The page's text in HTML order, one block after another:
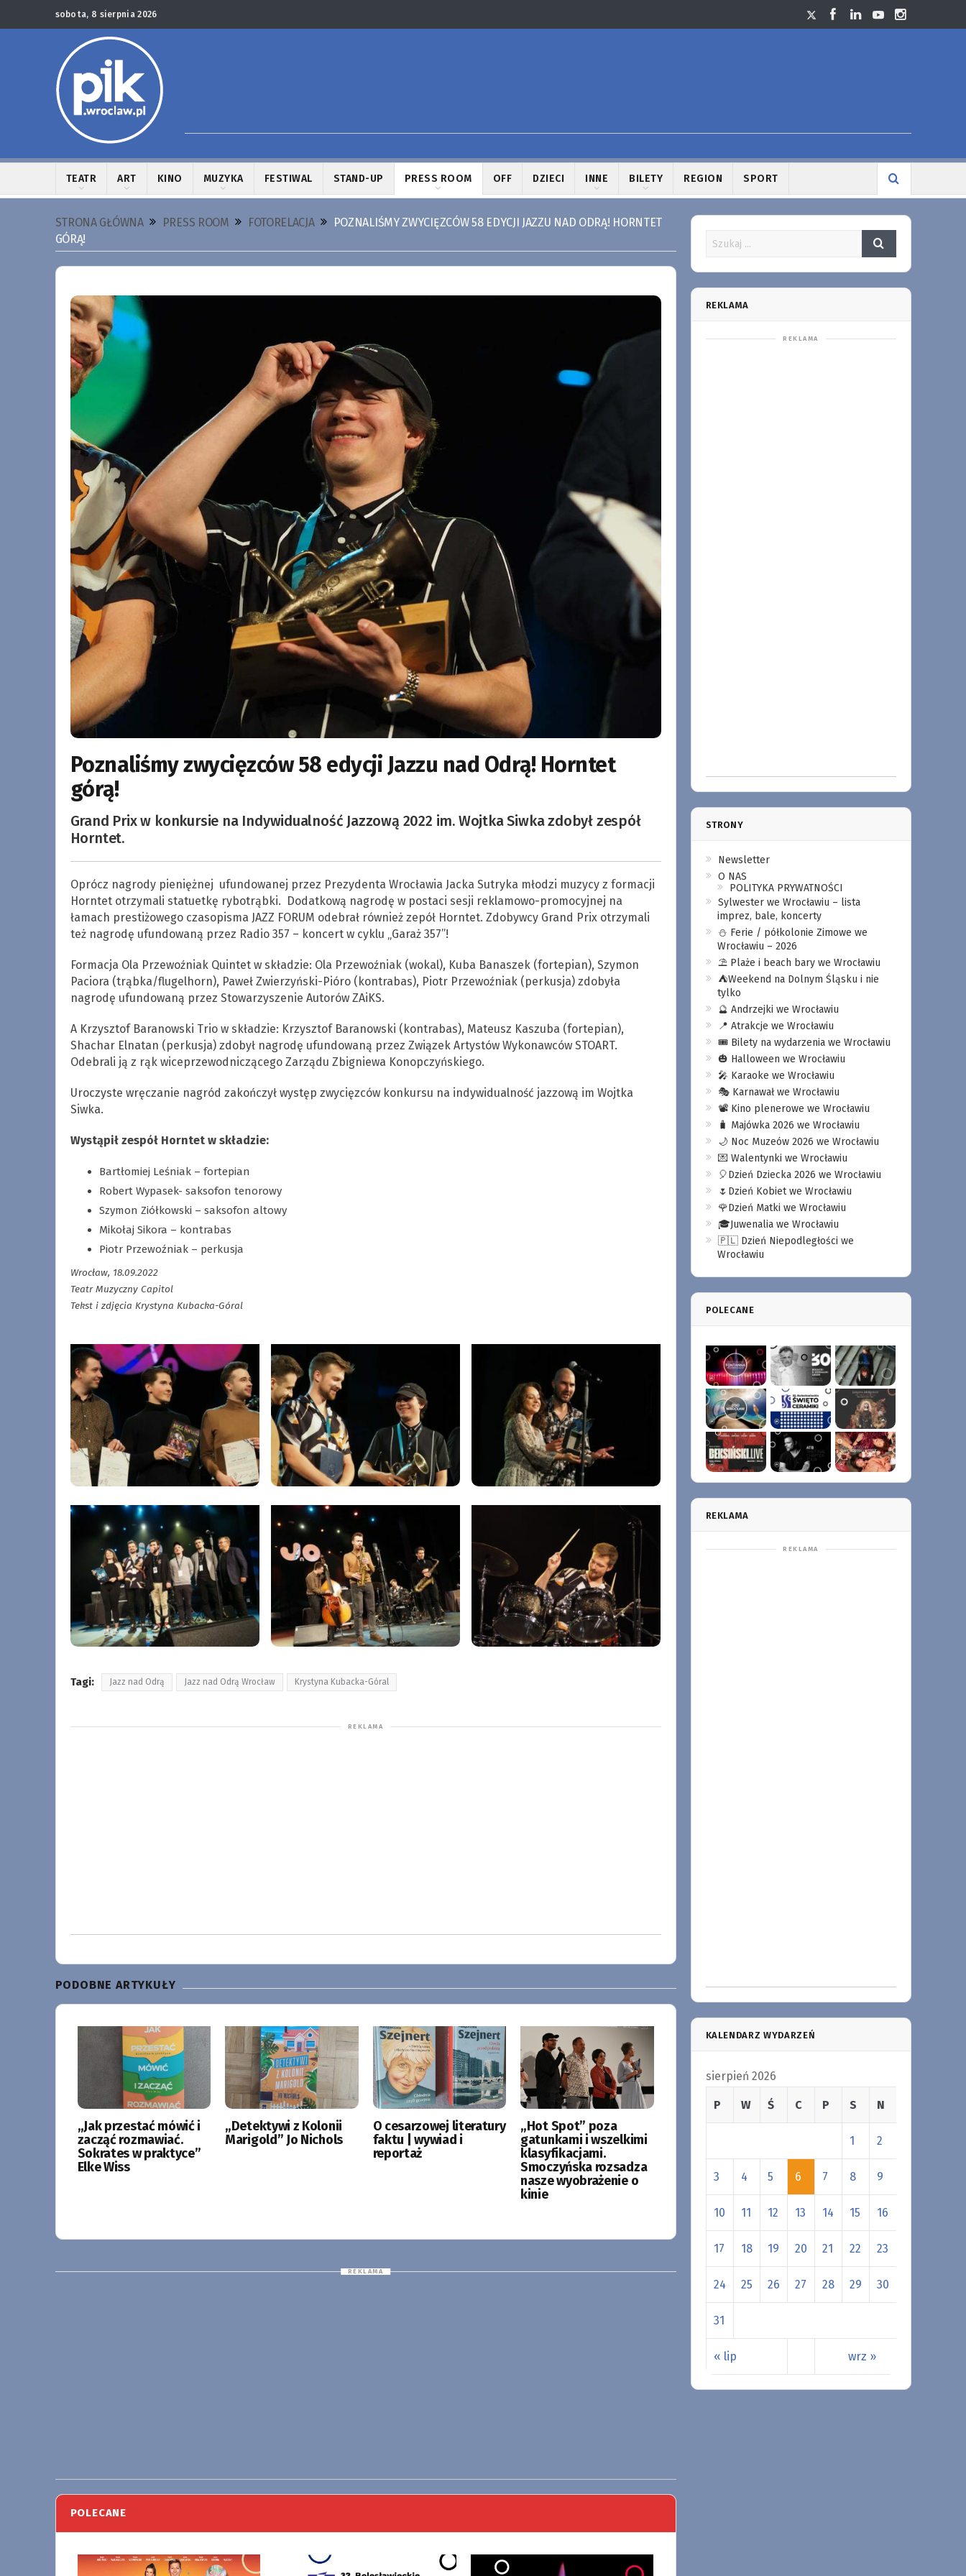
sobota, 8 sierpnia 2026
TEATR ART KINO MUZYKA FESTIWAL STAND-UP PRESS ROOM OFF DZIECI INNE BILETY REGION SPORT
STRONA GŁÓWNA PRESS ROOM FOTORELACJA
POZNALIŚMY ZWYCIĘZCÓW 58 EDYCJI JAZZU NAD ODRĄ! HORNTET
GÓRĄ!
Poznaliśmy zwycięzców 58 edycji Jazzu nad Odrą! Horntet
górą!
Grand Prix w konkursie na Indywidualność Jazzową 2022 im. Wojtka Siwka zdobył zespół
Horntet.
Oprócz nagrody pieniężnej ufundowanej przez Prezydenta Wrocławia Jacka Sutryka młodzi muzycy z formacji
Horntet otrzymali statuetkę rybotrąbki. Dodatkową nagrodę w postaci sesji reklamowo-promocyjnej na
łamach prestiżowego czasopisma JAZZ FORUM odebrał również zepół Horntet. Zdobywcy Grand Prix otrzymali
też nagrodę ufundowaną przez Radio 357 – koncert w cyklu „Garaż 357”!
Formacja Ola Przewoźniak Quintet w składzie: Ola Przewoźniak (wokal), Kuba Banaszek (fortepian), Szymon
Paciora (trąbka/flugelhorn), Paweł Zwierzyński-Pióro (kontrabas), Piotr Przewoźniak (perkusja) zdobyła
nagrodę ufundowaną przez Stowarzyszenie Autorów ZAiKS.
A Krzysztof Baranowski Trio w składzie: Krzysztof Baranowski (kontrabas), Mateusz Kaszuba (fortepian),
Shachar Elnatan (perkusja) zdobył nagrodę ufundowaną przez Związek Artystów Wykonawców STOART.
Odebrali ją z rąk wiceprzewodniczącego Zarządu Zbigniewa Konopczyńskiego.
Uroczyste wręczanie nagród zakończył występ zwycięzców konkursu na indywidualność jazzową im Wojtka
Siwka.
Wystąpił zespół Horntet w składzie:
Bartłomiej Leśniak – fortepian
Robert Wypasek- saksofon tenorowy
Szymon Ziółkowski – saksofon altowy
Mikołaj Sikora – kontrabas
Piotr Przewoźniak – perkusja
Wrocław, 18.09.2022
Teatr Muzyczny Capitol
Tekst i zdjęcia Krystyna Kubacka-Góral
Tagi: Jazz nad Odrą Jazz nad Odrą Wrocław Krystyna Kubacka-Góral
PODOBNE ARTYKUŁY
„Jak przestać mówić i
zacząć rozmawiać.
Sokrates w praktyce”
Elke Wiss
„Detektywi z Kolonii
Marigold” Jo Nichols
O cesarzowej literatury
faktu | wywiad i
reportaż
„Hot Spot” poza
gatunkami i wszelkimi
klasyfikacjami.
Smoczyńska rozsadza
nasze wyobrażenie o
kinie
POLECANE
REKLAMA
STRONY
Newsletter
O NAS
POLITYKA PRYWATNOŚCI
Sylwester we Wrocławiu – lista
imprez, bale, koncerty
⛄️ Ferie / półkolonie Zimowe we
Wrocławiu – 2026
⛱️ Plaże i beach bary we Wrocławiu
⛺️Weekend na Dolnym Śląsku i nie
tylko
🔮 Andrzejki we Wrocławiu
📍 Atrakcje we Wrocławiu
🎟️ Bilety na wydarzenia we Wrocławiu
🎃 Halloween we Wrocławiu
🎤 Karaoke we Wrocławiu
🎭 Karnawał we Wrocławiu
📽️ Kino plenerowe we Wrocławiu
🧳 Majówka 2026 we Wrocławiu
🌙 Noc Muzeów 2026 we Wrocławiu
💌 Walentynki we Wrocławiu
🎈Dzień Dziecka 2026 we Wrocławiu
🌷Dzień Kobiet we Wrocławiu
🌹Dzień Matki we Wrocławiu
🎓Juwenalia we Wrocławiu
🇵🇱 Dzień Niepodległości we
Wrocławiu
POLECANE
REKLAMA
KALENDARZ WYDARZEŃ
sierpień 2026
P W Ś C P S N
« lip wrz »
1 2
3 4 5 6 7 8 9
10 11 12 13 14 15 16
17 18 19 20 21 22 23
24 25 26 27 28 29 30
31